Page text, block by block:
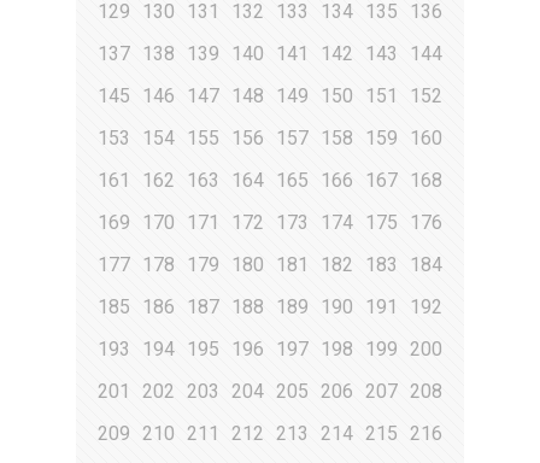
129
130 131 132 133 134 135
136
137 138 139 140 141 142 143
144
145
146 147 148 149 150 151
152
153
154 155 156 157 158 159
160
161
162 163 164 165 166 167 168
169
170 171 172 173 174 175
176
177 178 179 180 181 182 183
184
185
186 187 188 189 190 191
192
193
194 195 196 197 198 199 200
201
202 203 204 205 206 207 208
209 210 211 212 213 214 215 216